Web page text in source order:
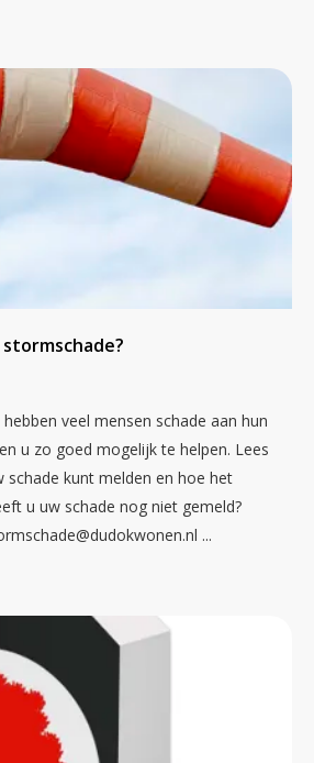
veel mensen schade aan hun
u zo goed mogelijk te helpen. Lees
schade kunt melden en hoe het
u uw schade nog niet gemeld?
...